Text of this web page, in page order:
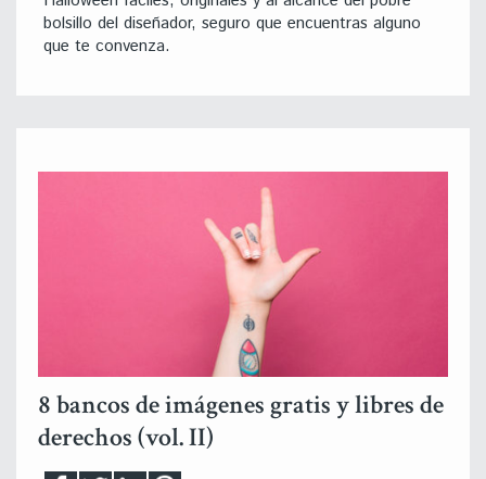
bolsillo del diseñador, seguro que encuentras alguno
que te convenza.
8 bancos de imágenes gratis y libres de
derechos (vol. II)